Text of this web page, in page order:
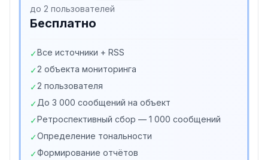
до 2 пользователей
Бесплатно
✓Все источники + RSS
✓2 объекта мониторинга
✓2 пользователя
✓До 3 000 сообщений на объект
✓Ретроспективный сбор — 1 000 сообщений
✓Определение тональности
✓Формирование отчётов